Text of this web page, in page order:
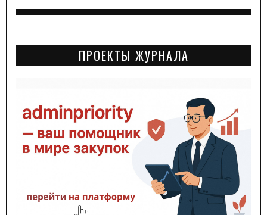
ПРОЕКТЫ ЖУРНАЛА